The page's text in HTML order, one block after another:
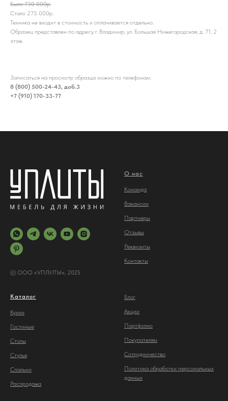
Было 730 000р.
Стало 275 000р.
Техника не входит в стоимость и оплачивается отдельно.
Образец представлен по адресу г. Владимир, ул. Большая Нижегородская, д. 71, 2
этаж
Записаться на просмотр образца можно по телефонам:
8 (800) 500-24-43, доб.3
+7 (910) 170-33-77
© ООО «УПЛИТЫ», 2025
О нас
Команда
Вакансии
Партнеры
Отзывы
Реквизиты
Контакты
Каталог
Кухни
Гостиные
Столы
Стулья
Спальни
Распродажа
Блог
Акции
Портфолио
Покупателям
Сотрудничество
Политика обработки персональных
данных